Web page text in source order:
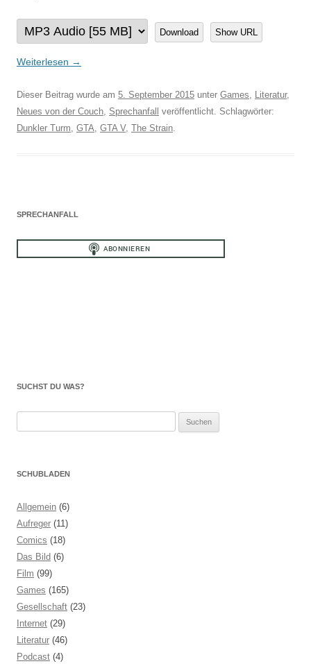
Download Show URL
Weiterlesen →
Dieser Beitrag wurde am 5. September 2015 unter Games, Literatur,
Neues von der Couch, Sprechanfall
veröffentlicht. Schlagwörter:
Dunkler Turm, GTA, GTA V, The Strain.
SPRECHANFALL
SUCHST DU WAS?
SCHUBLADEN
Allgemein (6)
Aufreger (11)
Comics (18)
Das Bild (6)
Film (99)
Games (165)
Gesellschaft (23)
Internet (29)
Literatur (46)
Podcast (4)